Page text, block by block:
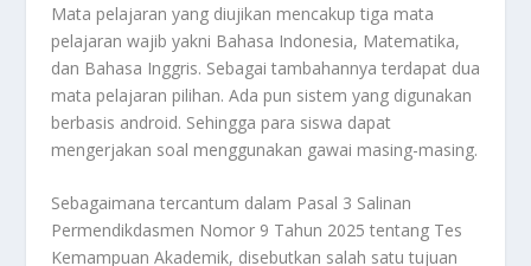
Mata pelajaran yang diujikan mencakup tiga mata
pelajaran wajib yakni Bahasa Indonesia, Matematika,
dan Bahasa Inggris. Sebagai tambahannya terdapat dua
mata pelajaran pilihan. Ada pun sistem yang digunakan
berbasis android. Sehingga para siswa dapat
mengerjakan soal menggunakan gawai masing-masing.
Sebagaimana tercantum dalam Pasal 3 Salinan
Permendikdasmen Nomor 9 Tahun 2025 tentang Tes
Kemampuan Akademik, disebutkan salah satu tujuan